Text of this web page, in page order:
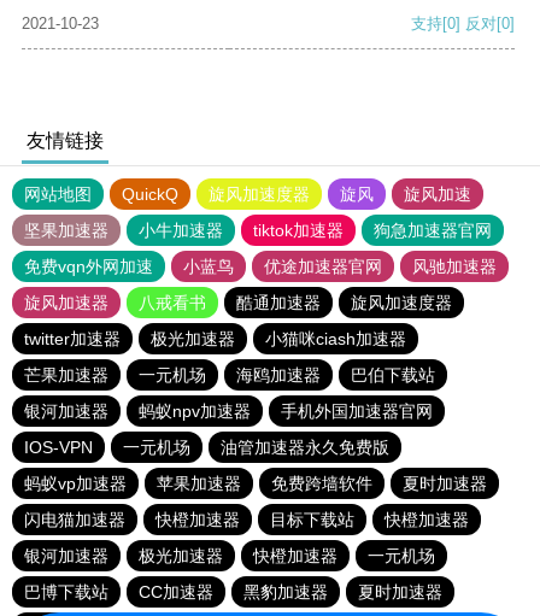
2021-10-23 支持[0] 反对[0]
友情链接
网站地图 QuickQ 旋风加速度器 旋风
旋风加速
坚果加速器
小牛加速器 tiktok加速器
狗急加速器官网
免费vqn外网加速
小蓝鸟 优途加速器官网
风驰加速器
旋风加速器
八戒看书 酷通加速器
旋风加速度器
twitter加速器
极光加速器
小猫咪ciash加速器
芒果加速器
一元机场 海鸥加速器
巴伯下载站
银河加速器
蚂蚁npv加速器
手机外国加速器官网
IOS-VPN
一元机场
油管加速器永久免费版
蚂蚁vp加速器
苹果加速器 免费跨墙软件
夏时加速器
闪电猫加速器
快橙加速器 目标下载站
快橙加速器
银河加速器
极光加速器 快橙加速器
一元机场
巴博下载站
CC加速器 黑豹加速器 夏时加速器